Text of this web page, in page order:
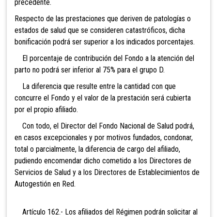
precedente.
Respecto de las prestaciones que deriven de patologías o
estados de salud que se consideren catastróficos, dicha
bonificación podrá ser superior a los indicados porcentajes.
El porcentaje de contribución del Fondo a la atención del
parto no podrá ser inferior al 75% para el grupo D.
La diferencia que resulte entre la cantidad con que
concurre el Fondo y el valor de la prestación será cubierta
por el propio afiliado.
Con todo, el Director del Fondo Nacional de Salud podrá,
en casos excepcionales y por motivos fundados, condonar,
total o parcialmente, la diferencia de cargo del afiliado,
pudiendo encomendar dicho cometido a los Directores de
Servicios de Salud y a los Directores de Establecimientos de
Autogestión en Red.
Artículo 162.- Los afiliados del Régimen podrán solicitar al